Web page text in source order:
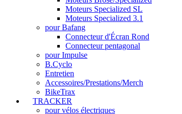
Moteurs Specialized SL
Moteurs Specialized 3.1
pour Bafang
Connecteur d'Écran Rond
Connecteur pentagonal
pour Impulse
B.Cyclo
Entretien
Accessoires/Prestations/Merch
BikeTrax
TRACKER
pour vélos électriques